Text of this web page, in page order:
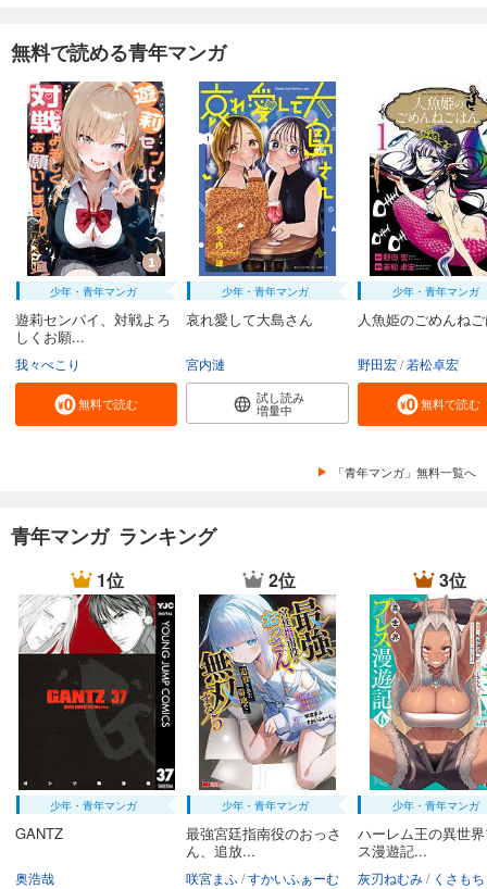
無料で読める青年マンガ
少年・青年マンガ
遊莉センパイ、対戦よろ
しくお願...
我々ぺこり
無料で読む
少年・青年マンガ
哀れ愛して大島さん
宮内漣
試し読み
増量中
少年・青年マンガ
人魚姫のごめんね
野田宏 若松卓宏
無料で読む
「青年マンガ」無料一覧へ
青年マンガ ランキング
1位
少年・青年マンガ
GANTZ
奥浩哉
2位
少年・青年マンガ
最強宮廷指南役のおっさ
ん、追放...
咲宮まふ すかいふぁーむ
3位
少年・青年マンガ
ハーレム王の異世
ス漫遊記...
灰刃ねむみ くさもち